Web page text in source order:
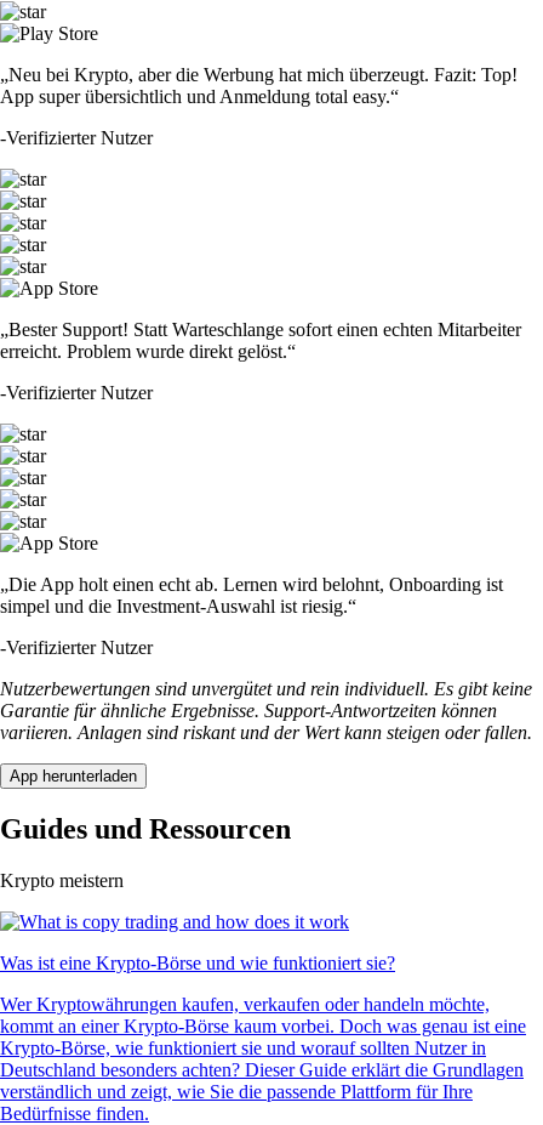
„Neu bei Krypto, aber die Werbung hat mich überzeugt. Fazit: Top!
App super übersichtlich und Anmeldung total easy.“
-Verifizierter Nutzer
„Bester Support! Statt Warteschlange sofort einen echten Mitarbeiter
erreicht. Problem wurde direkt gelöst.“
-Verifizierter Nutzer
„Die App holt einen echt ab. Lernen wird belohnt, Onboarding ist
simpel und die Investment-Auswahl ist riesig.“
-Verifizierter Nutzer
Nutzerbewertungen sind unvergütet und rein individuell. Es gibt keine
Garantie für ähnliche Ergebnisse. Support-Antwortzeiten können
variieren. Anlagen sind riskant und der Wert kann steigen oder fallen.
App herunterladen
Guides und Ressourcen
Krypto meistern
Was ist eine Krypto-Börse und wie funktioniert sie?
Wer Kryptowährungen kaufen, verkaufen oder handeln möchte,
kommt an einer Krypto-Börse kaum vorbei. Doch was genau ist eine
Krypto-Börse, wie funktioniert sie und worauf sollten Nutzer in
Deutschland besonders achten? Dieser Guide erklärt die Grundlagen
verständlich und zeigt, wie Sie die passende Plattform für Ihre
Bedürfnisse finden.